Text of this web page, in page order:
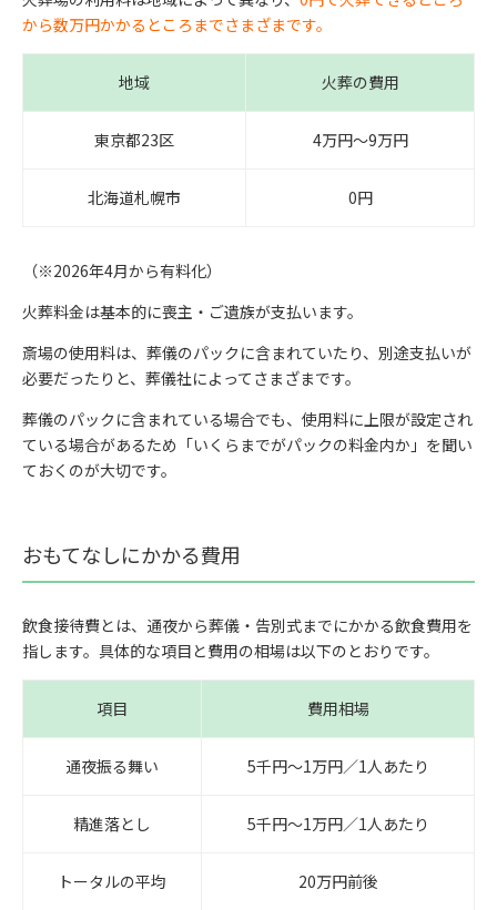
から数万円かかるところまでさまざまです。
地域 火葬の費用
東京都23区 4万円〜9万円
北海道札幌市 0円
（※2026年4月から有料化）
火葬料金は基本的に喪主・ご遺族が支払います。
斎場の使用料は、葬儀のパックに含まれていたり、別途支払いが
必要だったりと、葬儀社によってさまざまです。
葬儀のパックに含まれている場合でも、使用料に上限が設定され
ている場合があるため「いくらまでがパックの料金内か」を聞い
ておくのが大切です。
おもてなしにかかる費用
飲食接待費とは、通夜から葬儀・告別式までにかかる飲食費用を
指します。具体的な項目と費用の相場は以下のとおりです。
項目 費用相場
通夜振る舞い 5千円〜1万円／1人あたり
精進落とし 5千円〜1万円／1人あたり
トータルの平均 20万円前後